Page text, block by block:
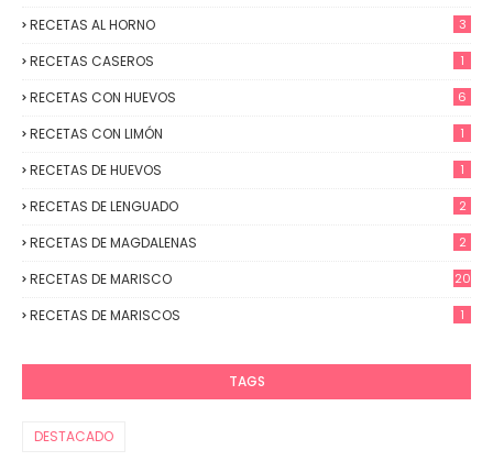
RECETAS AL HORNO 3
RECETAS CASEROS 1
RECETAS CON HUEVOS 6
RECETAS CON LIMÓN 1
RECETAS DE HUEVOS 1
RECETAS DE LENGUADO 2
RECETAS DE MAGDALENAS 2
RECETAS DE MARISCO 20
RECETAS DE MARISCOS 1
TAGS
DESTACADO